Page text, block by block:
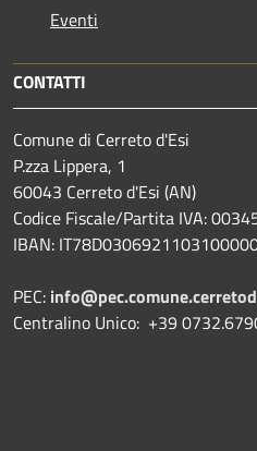
Eventi
CONTATTI
Comune di Cerreto d'Esi
P.zza Lippera, 1
60043 Cerreto d'Esi (AN)
Codice Fiscale/Partita IVA:
IBAN:
PEC:
Centralino Unico: +39